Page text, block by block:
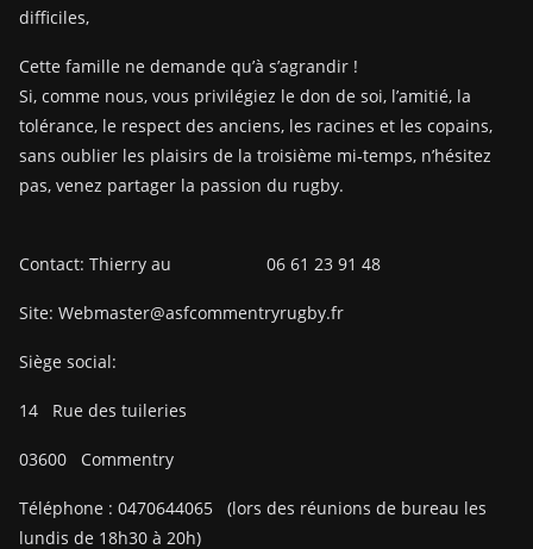
difficiles,
Cette famille ne demande qu’à s’agrandir !
Si, comme nous, vous privilégiez le don de soi, l’amitié, la
tolérance, le respect des anciens, les racines et les copains,
sans oublier les plaisirs de la troisième mi-temps, n’hésitez
pas, venez partager la passion du rugby.
Contact: Thierry au 06 61 23 91 48
Site: Webmaster@asfcommentryrugby.fr
Siège social:
14 Rue des tuileries
03600 Commentry
Téléphone : 0470644065
(lors des réunions de bureau les
lundis de 18h30 à 20h)